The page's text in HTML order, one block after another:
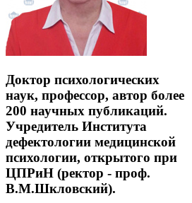
Доктор психологических
наук, профессор, автор более
200 научных публикаций.
Учредитель Института
дефектологии медицинской
психологии, открытого при
ЦПРиН (ректор - проф.
В.М.Шкловский).